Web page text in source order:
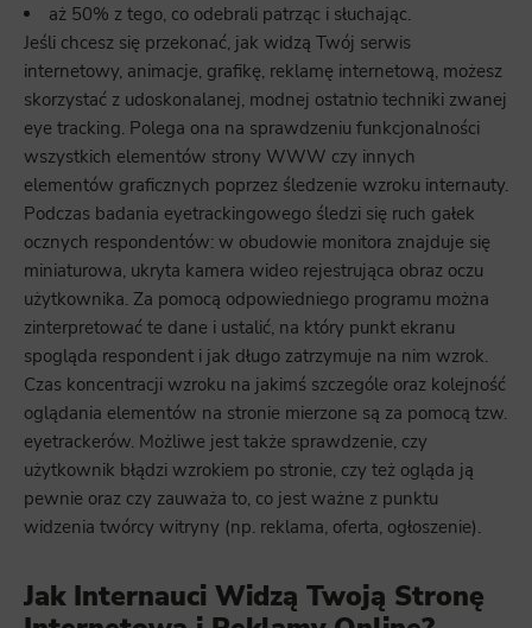
aż 50% z tego, co odebrali patrząc i słuchając.
Jeśli chcesz się przekonać, jak widzą Twój serwis
internetowy, animacje, grafikę, reklamę internetową, możesz
skorzystać z udoskonalanej, modnej ostatnio techniki zwanej
eye tracking. Polega ona na sprawdzeniu funkcjonalności
wszystkich elementów strony WWW czy innych
elementów graficznych poprzez śledzenie wzroku internauty.
Podczas badania eyetrackingowego śledzi się ruch gałek
ocznych respondentów: w obudowie monitora znajduje się
miniaturowa, ukryta kamera wideo rejestrująca obraz oczu
użytkownika. Za pomocą odpowiedniego programu można
zinterpretować te dane i ustalić, na który punkt ekranu
spogląda respondent i jak długo zatrzymuje na nim wzrok.
Czas koncentracji wzroku na jakimś szczególe oraz kolejność
oglądania elementów na stronie mierzone są za pomocą tzw.
eyetrackerów. Możliwe jest także sprawdzenie, czy
użytkownik błądzi wzrokiem po stronie, czy też ogląda ją
pewnie oraz czy zauważa to, co jest ważne z punktu
widzenia twórcy witryny (np. reklama, oferta, ogłoszenie).
Jak Internauci Widzą Twoją Stronę